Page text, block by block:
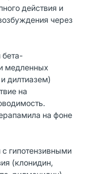
действия и
через
медленных
дилтиазем)
на
на фоне
гипотензивными
(клонидин,